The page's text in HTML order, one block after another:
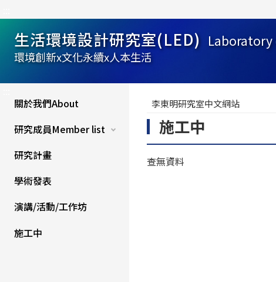
生活環境設計研究室(LED)
環境創新x文化永續x人本生活
關於我們About
研究成員Member list
研究計畫
學術發表
演講/活動/工作坊
施工中
李東明研究室中文網站
施工中
查無資料